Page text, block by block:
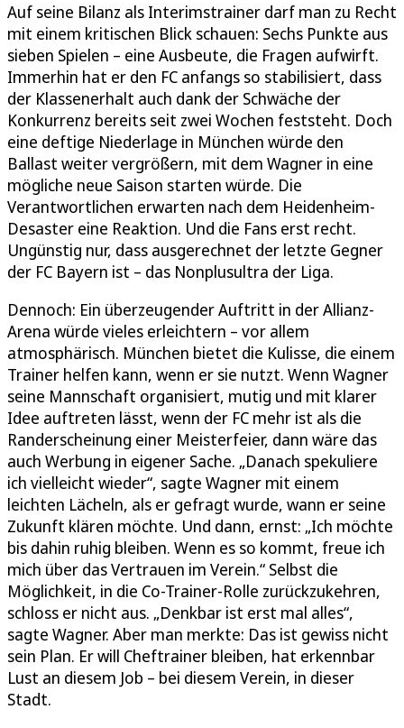
Auf seine Bilanz als Interimstrainer darf man zu Recht
mit einem kritischen Blick schauen: Sechs Punkte aus
sieben Spielen – eine Ausbeute, die Fragen aufwirft.
Immerhin hat er den FC anfangs so stabilisiert, dass
der Klassenerhalt auch dank der Schwäche der
Konkurrenz bereits seit zwei Wochen feststeht. Doch
eine deftige Niederlage in München würde den
Ballast weiter vergrößern, mit dem Wagner in eine
mögliche neue Saison starten würde. Die
Verantwortlichen erwarten nach dem Heidenheim-
Desaster eine Reaktion. Und die Fans erst recht.
Ungünstig nur, dass ausgerechnet der letzte Gegner
der FC Bayern ist – das Nonplusultra der Liga.
Dennoch: Ein überzeugender Auftritt in der Allianz-
Arena würde vieles erleichtern – vor allem
atmosphärisch. München bietet die Kulisse, die einem
Trainer helfen kann, wenn er sie nutzt. Wenn Wagner
seine Mannschaft organisiert, mutig und mit klarer
Idee auftreten lässt, wenn der FC mehr ist als die
Randerscheinung einer Meisterfeier, dann wäre das
auch Werbung in eigener Sache. „Danach spekuliere
ich vielleicht wieder“, sagte Wagner mit einem
leichten Lächeln, als er gefragt wurde, wann er seine
Zukunft klären möchte. Und dann, ernst: „Ich möchte
bis dahin ruhig bleiben. Wenn es so kommt, freue ich
mich über das Vertrauen im Verein.“ Selbst die
Möglichkeit, in die Co-Trainer-Rolle zurückzukehren,
schloss er nicht aus. „Denkbar ist erst mal alles“,
sagte Wagner. Aber man merkte: Das ist gewiss nicht
sein Plan. Er will Cheftrainer bleiben, hat erkennbar
Lust an diesem Job – bei diesem Verein, in dieser
Stadt.